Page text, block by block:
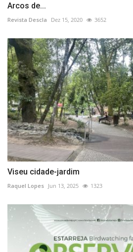
Arcos de...
Revista Descla Dez 15, 2020 3652
Viseu cidade-jardim
Raquel Lopes Jun 13, 2025 1323